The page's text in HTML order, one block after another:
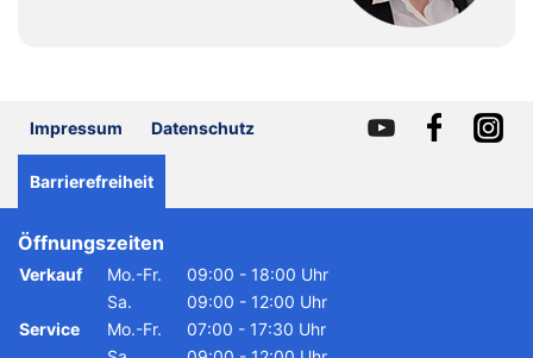
Impressum Datenschutz
Barrierefreiheit
Öffnungszeiten
Verkauf Mo.-Fr.
09:00 - 18:00 Uhr
Sa.
09:00 - 12:00 Uhr
Service
Mo.-Fr.
07:00 - 17:30 Uhr